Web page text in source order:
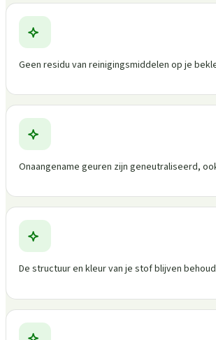
Geen residu van reinigingsmiddelen op je
Onaangename geuren zijn geneutraliseerd,
De structuur en kleur van je stof blijven